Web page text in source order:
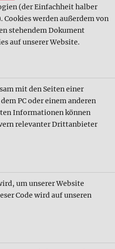
(der Einfachheit halber
werden außerdem von
stehendem Dokument
auf unserer Website.
mit den Seiten einer
PC oder einem anderen
Informationen können
relevanter Drittanbieter
um unserer Website
Code wird auf unseren